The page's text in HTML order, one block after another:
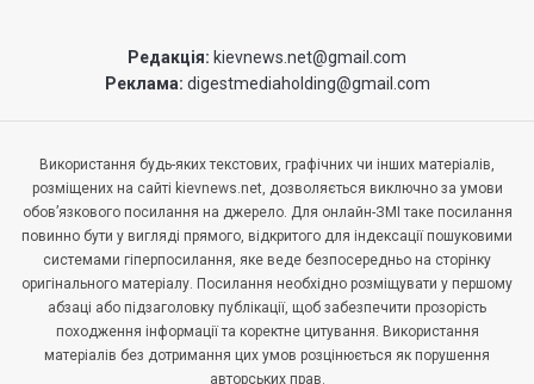
Редакція: kievnews.net@gmail.com
Реклама: digestmediaholding@gmail.com
Використання будь-яких текстових, графічних чи інших матеріалів,
розміщених на сайті kievnews.net, дозволяється виключно за умови
обов’язкового посилання на джерело. Для онлайн-ЗМІ таке посилання
повинно бути у вигляді прямого, відкритого для індексації пошуковими
системами гіперпосилання, яке веде безпосередньо на сторінку
оригінального матеріалу. Посилання необхідно розміщувати у першому
абзаці або підзаголовку публікації, щоб забезпечити прозорість
походження інформації та коректне цитування. Використання
матеріалів без дотримання цих умов розцінюється як порушення
авторських прав.